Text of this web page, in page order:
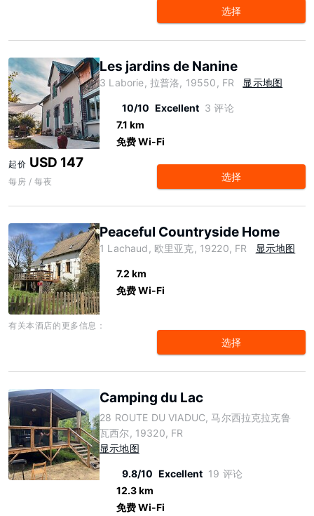
选择
Les jardins de Nanine
3 Laborie, 拉普洛, 19550, FR 显示地图
10/10 Excellent 3 评论
7.1 km
免费 Wi-Fi
起价 USD 147
每房 / 每夜 选择
Peaceful Countryside Home
1 Lachaud, 欧里亚克, 19220, FR 显示地图
7.2 km
免费 Wi-Fi
有关本酒店的更多信息：
选择
Camping du Lac
28 ROUTE DU VIADUC, 马尔西拉克拉克鲁
瓦西尔, 19320, FR
显示地图
9.8/10 Excellent 19 评论
12.3 km
免费 Wi-Fi